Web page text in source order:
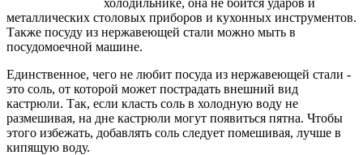
металлических столовых приборов и кухонных инструментов.
Также посуду из нержавеющей стали можно мыть в
посудомоечной машине.
Единственное, чего не любит посуда из нержавеющей стали -
это соль, от которой может пострадать внешний вид
кастрюли. Так, если класть соль в холодную воду не
размешивая, на дне кастрюли могут появиться пятна. Чтобы
этого избежать, добавлять соль следует помешивая, лучше в
кипящую воду.